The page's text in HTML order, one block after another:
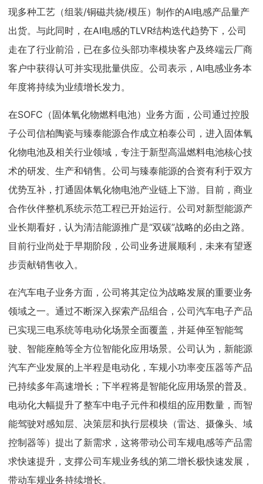
现多种工艺（组装/铜磁共烧/模压）制作的AI电感产品量产
出货。与此同时，在AI电感的TLVR结构迭代趋势下，公司
走在了行业前沿，已在多位头部功率模块客户及终端云厂商
客户中获得认可并实现批量供应。公司表示，AI电感业务本
年度将持续为业绩增长发力。
在SOFC（固体氧化物燃料电池）业务方面，公司通过控股
子公司信柏陶瓷与臻泰能源合作成立柏泰公司，进入固体氧
化物电池及相关行业领域，专注于新型高温燃料电池核心技
术的研发、生产和销售。公司与臻泰能源的合资有利于双方
优势互补，打通固体氧化物电池产业链上下游。目前，商业
合作伙伴整机系统示范工程已开始运行。公司对新型能源产
业长期看好，认为清洁能源推广是“双碳”战略的必由之路。
目前行业尚处于早期阶段，公司业务进展顺利，未来有望逐
步贡献销售收入。
在汽车电子业务方面，公司将其定位为战略发展的重要业务
领域之一。通过不断深入探索产品组合，公司汽车电子产品
已实现三电系统等电动化场景全面覆盖，并延伸至智能驾
驶、智能座舱等全方位智能化应用场景。公司认为，新能源
汽车产业发展的上半程是电动化，车规小功率变压器等产品
已持续多年高速增长；下半程将是智能化应用场景的普及。
电动化大幅提升了整车中电子元件和模组的应用数量，而智
能驾驶对感知层、决策层和执行层模块（雷达、摄像头、域
控制器等）提出了新需求，这将带动公司车规电感等产品需
求快速提升，支撑公司车规业务线的第二增长极快速发展，
带动车规业务持续增长。